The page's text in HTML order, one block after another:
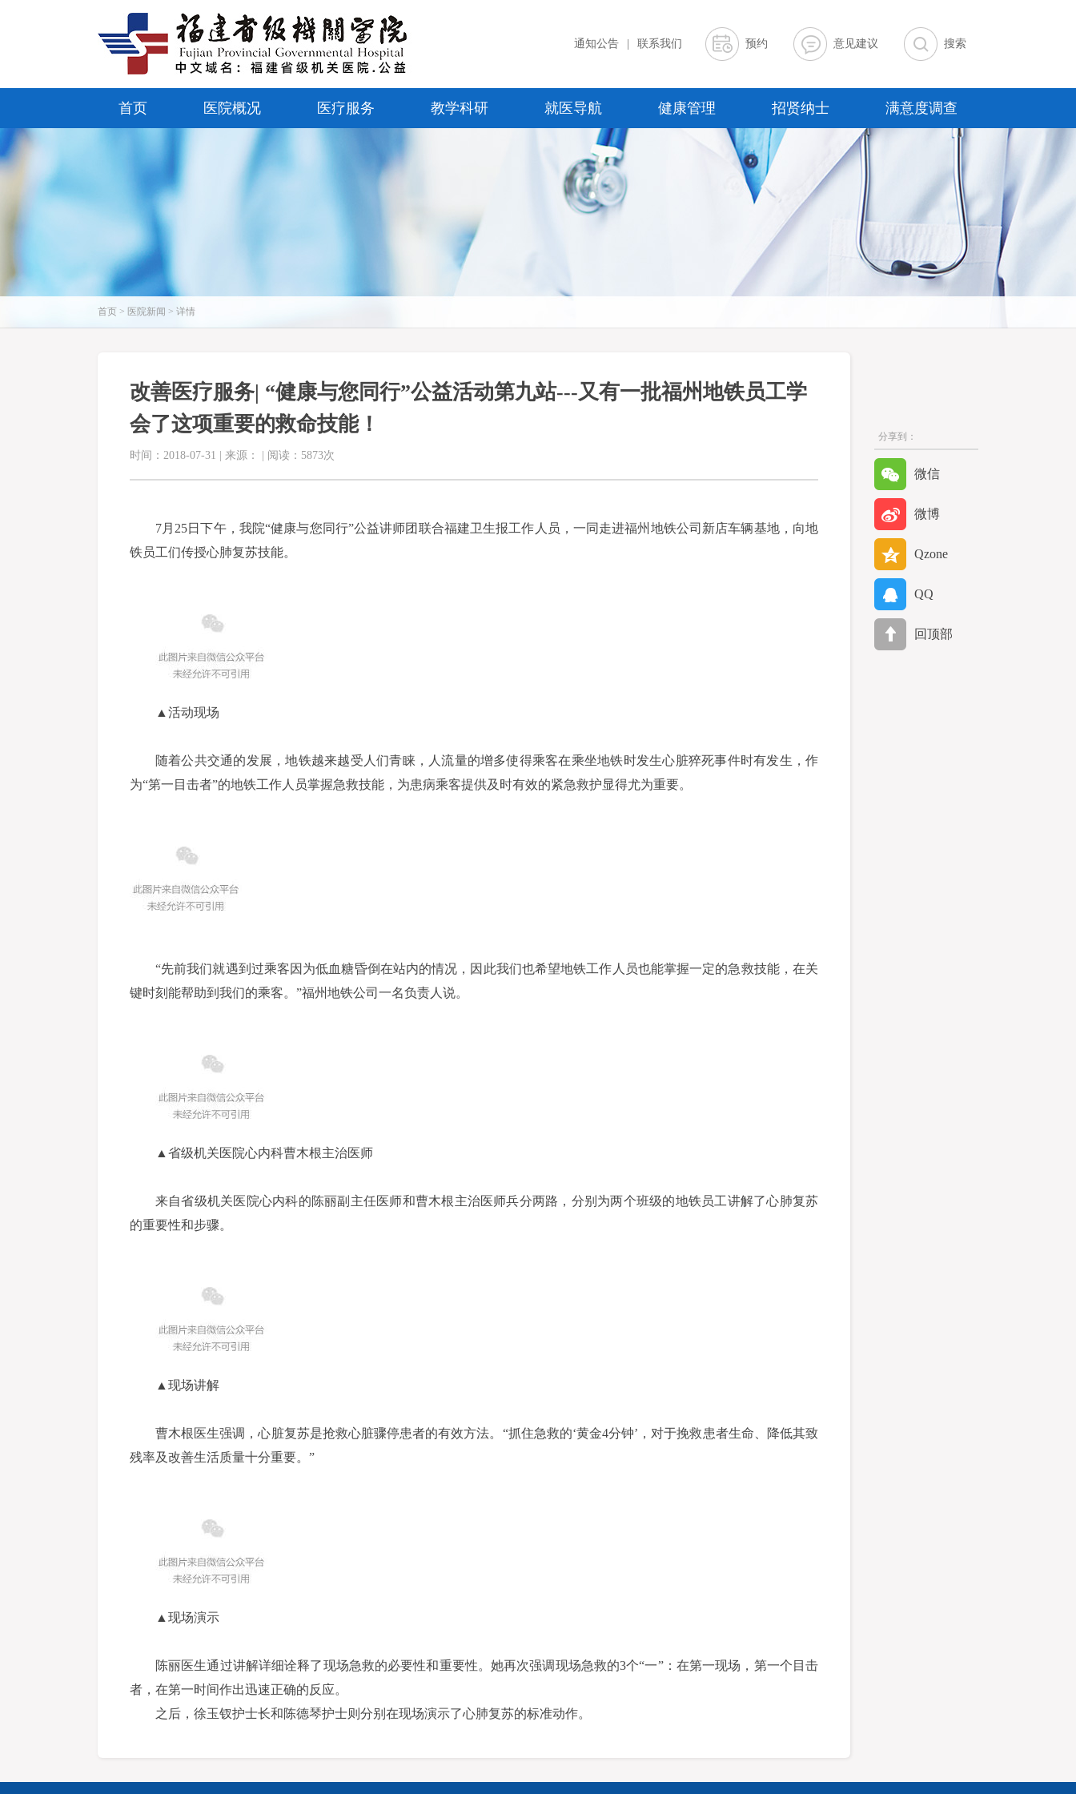
通知公告 联系我们 预约 意见建议 搜索
首页 医院概况 医疗服务 教学科研 就医导航 健康管理 招贤纳士 满意度调查
首页 > 医院新闻 > 详情
分享到：
微信
微博
Qzone
QQ
回顶部
改善医疗服务| “健康与您同行”公益活动第九站---又有一批福州地铁员工学
会了这项重要的救命技能！
时间：2018-07-31 | 来源： | 阅读：5873次
7月25日下午，我院“健康与您同行”公益讲师团联合福建卫生报工作人员，一同走进福州地铁公司新店车辆基地，向地
铁员工们传授心肺复苏技能。
▲活动现场
随着公共交通的发展，地铁越来越受人们青睐，人流量的增多使得乘客在乘坐地铁时发生心脏猝死事件时有发生，作
为“第一目击者”的地铁工作人员掌握急救技能，为患病乘客提供及时有效的紧急救护显得尤为重要。
“先前我们就遇到过乘客因为低血糖昏倒在站内的情况，因此我们也希望地铁工作人员也能掌握一定的急救技能，在关
键时刻能帮助到我们的乘客。”福州地铁公司一名负责人说。
▲省级机关医院心内科曹木根主治医师
来自省级机关医院心内科的陈丽副主任医师和曹木根主治医师兵分两路，分别为两个班级的地铁员工讲解了心肺复苏
的重要性和步骤。
▲现场讲解
曹木根医生强调，心脏复苏是抢救心脏骤停患者的有效方法。“抓住急救的‘黄金4分钟’，对于挽救患者生命、降低其致
残率及改善生活质量十分重要。”
▲现场演示
陈丽医生通过讲解详细诠释了现场急救的必要性和重要性。她再次强调现场急救的3个“一”：在第一现场，第一个目击
者，在第一时间作出迅速正确的反应。
之后，徐玉钗护士长和陈德琴护士则分别在现场演示了心肺复苏的标准动作。